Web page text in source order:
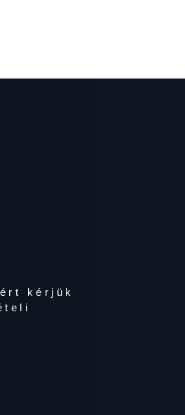
kérjük